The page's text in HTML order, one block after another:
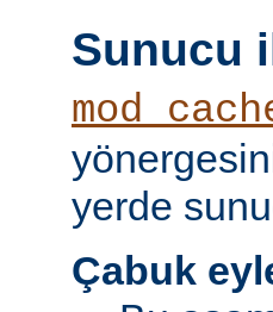
Sunucu
yerde
Çabuk